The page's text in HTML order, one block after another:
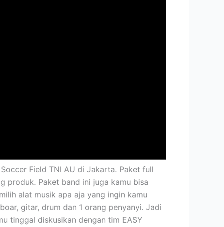
Field TNI AU di Jakarta. Paket full
produk. Paket band ini juga kamu bisa
alat musik apa aja yang ingin kamu
gitar, drum dan 1 orang penyanyi. Jadi
tinggal diskusikan dengan tim EASY